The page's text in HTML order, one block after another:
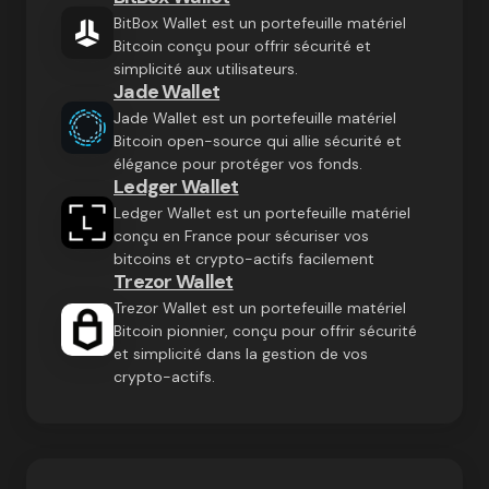
BitBox Wallet est un portefeuille matériel
Bitcoin conçu pour offrir sécurité et
simplicité aux utilisateurs.
Jade Wallet
Jade Wallet est un portefeuille matériel
Bitcoin open-source qui allie sécurité et
élégance pour protéger vos fonds.
Ledger Wallet
Ledger Wallet est un portefeuille matériel
conçu en France pour sécuriser vos
bitcoins et crypto-actifs facilement
Trezor Wallet
Trezor Wallet est un portefeuille matériel
Bitcoin pionnier, conçu pour offrir sécurité
et simplicité dans la gestion de vos
crypto-actifs.